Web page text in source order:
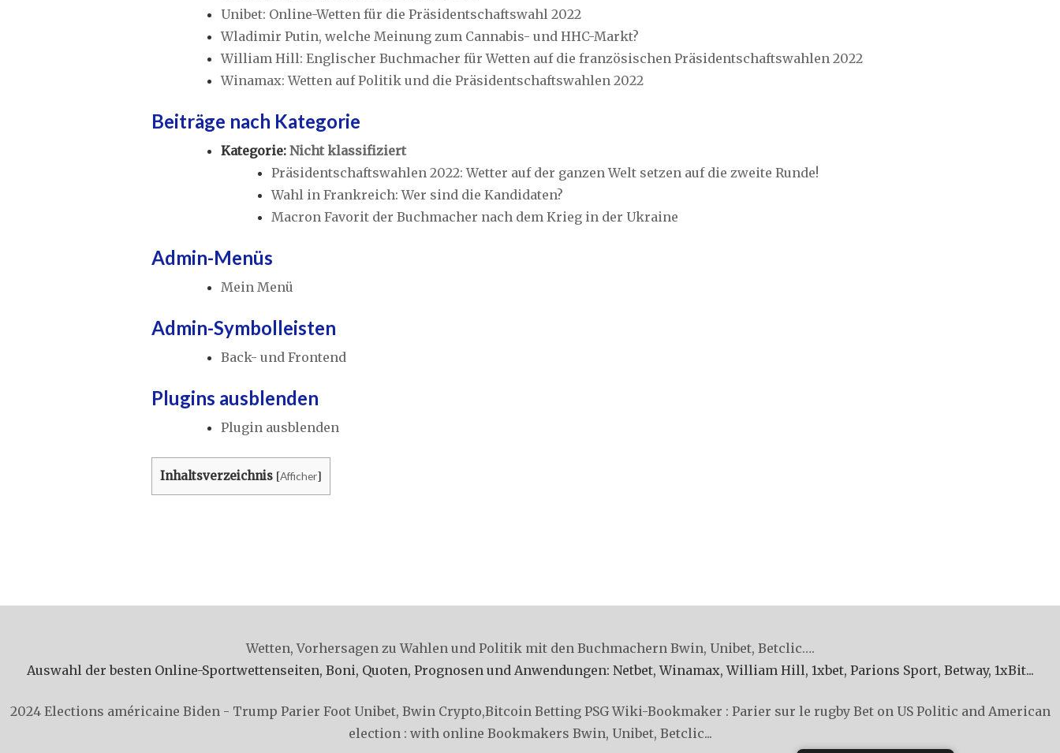
Unibet: Online-Wetten für die Präsidentschaftswahl 2022
Wladimir Putin, welche Meinung zum Cannabis- und HHC-Markt?
William Hill: Englischer Buchmacher für Wetten auf die französischen Präsidentschaftswahlen 2022
Winamax: Wetten auf Politik und die Präsidentschaftswahlen 2022
Beiträge nach Kategorie
Kategorie: Nicht klassifiziert
Präsidentschaftswahlen 2022: Wetter auf der ganzen Welt setzen auf die zweite Runde!
Wahl in Frankreich: Wer sind die Kandidaten?
Macron Favorit der Buchmacher nach dem Krieg in der Ukraine
Admin-Menüs
Mein Menü
Admin-Symbolleisten
Back- und Frontend
Plugins ausblenden
Plugin ausblenden
Inhaltsverzeichnis [Afficher]
Wetten, Vorhersagen zu Wahlen und Politik mit den Buchmachern Bwin, Unibet, Betclic….
Auswahl der besten Online-Sportwettenseiten, Boni, Quoten, Prognosen und Anwendungen: Netbet, Winamax, William Hill, 1xbet, Parions Sport, Betway, 1xBit...
2024 Elections américaine Biden - Trump Parier Foot Unibet, Bwin Crypto,Bitcoin Betting PSG Wiki-Bookmaker : Parier sur le rugby Bet on US Politic and American
election : with online Bookmakers Bwin, Unibet, Betclic...